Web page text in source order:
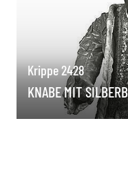
Krippe 2428
KNABE MIT